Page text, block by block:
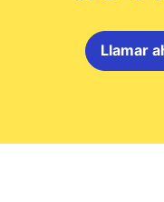
Llamar